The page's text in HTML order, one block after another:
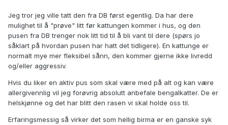
Jeg tror jeg ville tatt den fra DB først egentlig. Da har dere
mulighet til å "prøve" litt før kattungen kommer i hus, og den
pusen fra DB trenger nok litt tid til å bli vant til dere (spørs jo
såklart på hvordan pusen har hatt det tidligere). En kattunge er
normalt mye mer fleksibel sånn, den kommer gjerne ikke livredd
og/eller aggressiv.
Hvis du liker en aktiv pus som skal være med på alt og kan være
allergivennlig vil jeg forøvrig absolutt anbefale bengalkatter. De er
helskjønne og det har blitt den rasen vi skal holde oss til.
Erfaringsmessig så virker det som hellig birma er en ganske syk